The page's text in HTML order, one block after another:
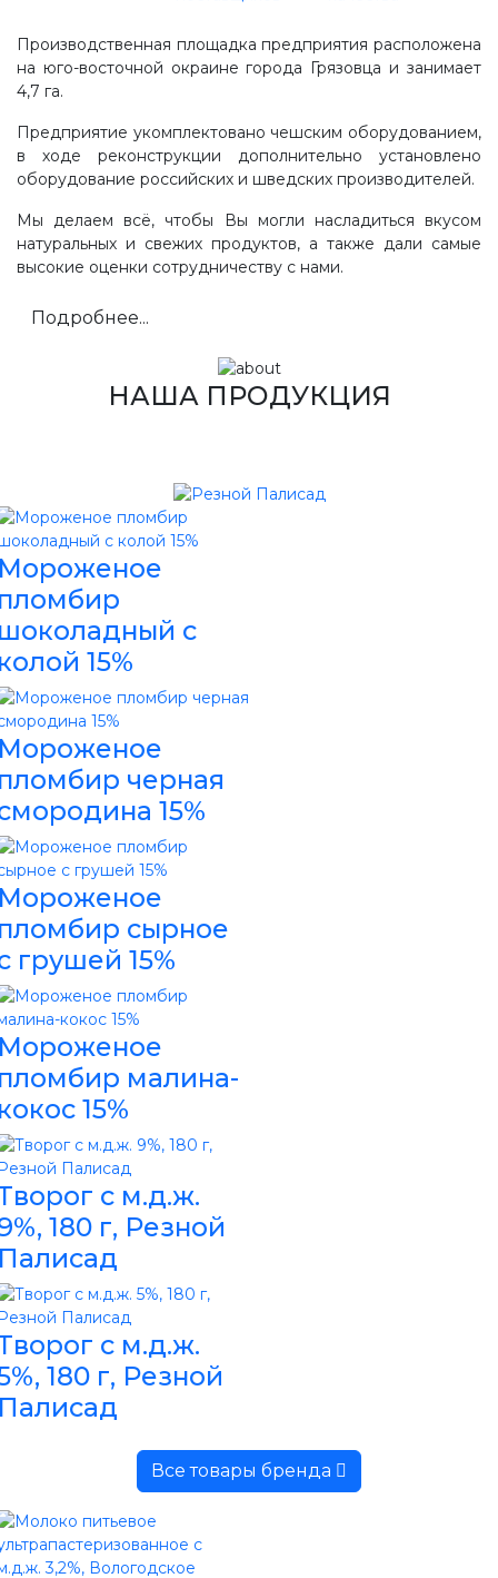
Производственная площадка предприятия расположена
на юго-восточной окраине города Грязовца и занимает
4,7 га.
Предприятие укомплектовано чешским оборудованием,
в ходе реконструкции дополнительно установлено
оборудование российских и шведских производителей.
Мы делаем всё, чтобы Вы могли насладиться вкусом
натуральных и свежих продуктов, а также дали самые
высокие оценки сотрудничеству с нами.
Подробнее...
НАША ПРОДУКЦИЯ
с
15%
черная
15%
сырное
грушей 15%
малина-
15%
с м.д.ж.
180 г, Резной
с м.д.ж.
180 г, Резной
Все товары бренда